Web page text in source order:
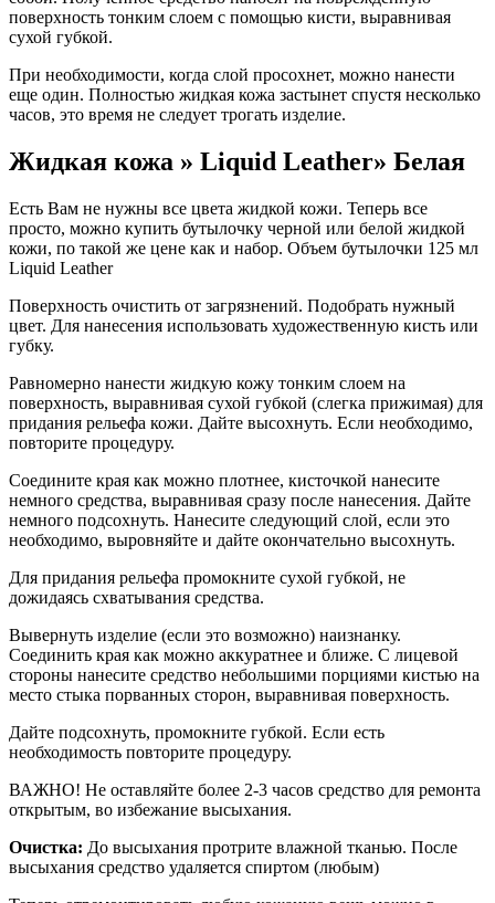
поверхность тонким слоем с помощью кисти, выравнивая
сухой губкой.
При необходимости, когда слой просохнет, можно нанести
еще один. Полностью жидкая кожа застынет спустя несколько
часов, это время не следует трогать изделие.
Жидкая кожа » Liquid Leather» Белая
Есть Вам не нужны все цвета жидкой кожи. Теперь все
просто, можно купить бутылочку черной или белой жидкой
кожи, по такой же цене как и набор. Объем бутылочки 125 мл
Liquid Leather
Поверхность очистить от загрязнений. Подобрать нужный
цвет. Для нанесения использовать художественную кисть или
губку.
Равномерно нанести жидкую кожу тонким слоем на
поверхность, выравнивая сухой губкой (слегка прижимая) для
придания рельефа кожи. Дайте высохнуть. Если необходимо,
повторите процедуру.
Соедините края как можно плотнее, кисточкой нанесите
немного средства, выравнивая сразу после нанесения. Дайте
немного подсохнуть. Нанесите следующий слой, если это
необходимо, выровняйте и дайте окончательно высохнуть.
Для придания рельефа промокните сухой губкой, не
дожидаясь схватывания средства.
Вывернуть изделие (если это возможно) наизнанку.
Соединить края как можно аккуратнее и ближе. С лицевой
стороны нанесите средство небольшими порциями кистью на
место стыка порванных сторон, выравнивая поверхность.
Дайте подсохнуть, промокните губкой. Если есть
необходимость повторите процедуру.
ВАЖНО! Не оставляйте более 2-3 часов средство для ремонта
открытым, во избежание высыхания.
Очистка: До высыхания протрите влажной тканью. После
высыхания средство удаляется спиртом (любым)